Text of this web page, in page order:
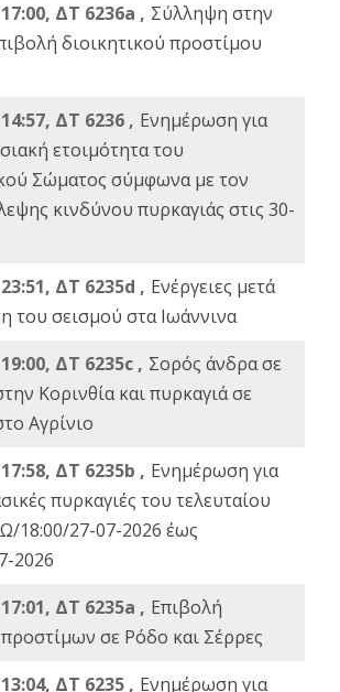
ΔΤ 6236a , Σύλληψη στην
διοικητικού προστίμου
ΔΤ 6236 , Ενημέρωση για
ετοιμότητα του
Σώματος σύμφωνα με τον
κινδύνου πυρκαγιάς στις 30-
ΔΤ 6235d , Ενέργειες μετά
του σεισμού στα Ιωάννινα
ΔΤ 6235c , Σορός άνδρα σε
Κορινθία και πυρκαγιά σε
Αγρίνιο
ΔΤ 6235b , Ενημέρωση για
πυρκαγιές του τελευταίου
18:00/27-07-2026 έως
2026
ΔΤ 6235a , Eπιβολή
σε Ρόδο και Σέρρες
ΔΤ 6235 , Ενημέρωση για